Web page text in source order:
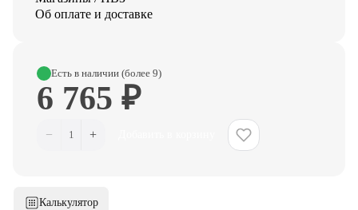
Об оплате и доставке
Есть в наличии (более 9)
6 765 ₽
− 1 +
Калькулятор